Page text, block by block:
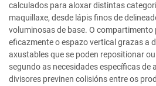
calculados para aloxar distintas
maquillaxe, desde lápis finos de
voluminosas de base. O
eficazmente o espazo vertical grazas a
axustables que se poden repositionar
segundo as necesidades específicas de
divisores previnen colisións entre os